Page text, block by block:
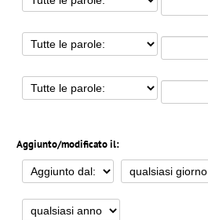
Aggiunto/modificato il: